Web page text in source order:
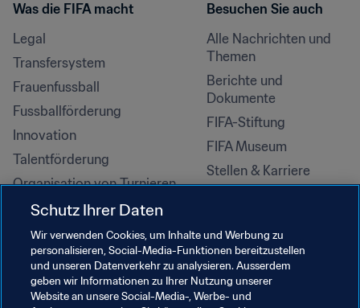
Was die FIFA macht
Legal
Transfersystem
Frauenfussball
Fussballförderung
Innovation
Talentförderung
Organisation von Turnieren
Nachhaltigkeit
Menschenrechte und
Antidiskriminierung
Gesundheit und Medizin
Bildungsinitiativen
Besuchen Sie auch
Alle Nachrichten und
Themen
Berichte und
Dokumente
FIFA-Stiftung
FIFA Museum
Stellen & Karriere
Schutz Ihrer Daten
Wir verwenden Cookies, um Inhalte und Werbung zu
personalisieren, Social-Media-Funktionen bereitzustellen
und unseren Datenverkehr zu analysieren. Ausserdem
geben wir Informationen zu Ihrer Nutzung unserer
Website an unsere Social-Media-, Werbe- und